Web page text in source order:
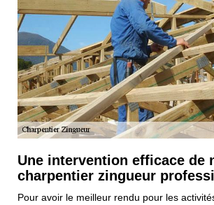
Une intervention efficace de
charpentier zingueur
Pour avoir le meilleur rendu pour les